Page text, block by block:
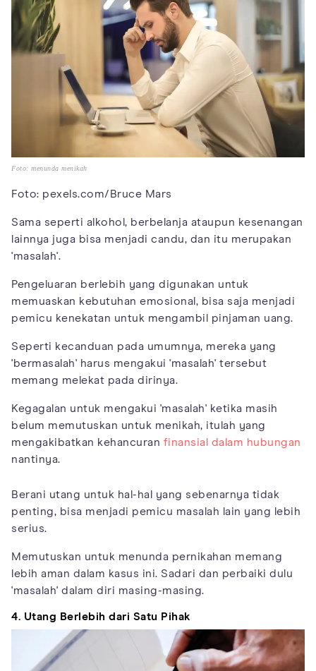
Foto: menunda menikah
Foto: pexels.com/Bruce Mars
Sama seperti alkohol, berbelanja ataupun kesenangan
lainnya juga bisa menjadi candu, dan itu merupakan
'masalah'.
Pengeluaran berlebih yang digunakan untuk
memuaskan kebutuhan emosional, bisa saja menjadi
pemicu kenekatan untuk mengambil pinjaman uang.
Seperti kecanduan pada umumnya, mereka yang
'bermasalah' harus mengakui 'masalah' tersebut
memang melekat pada dirinya.
Kegagalan untuk mengakui 'masalah' ketika masih
belum memutuskan untuk menikah, itulah yang
mengakibatkan kehancuran finansial dalam hubungan
nantinya.
Berani utang untuk hal-hal yang sebenarnya tidak
penting, bisa menjadi pemicu masalah lain yang lebih
serius.
Memutuskan untuk menunda pernikahan memang
lebih aman dalam kasus ini. Sadari dan perbaiki dulu
'masalah' dalam diri masing-masing.
4. Utang Berlebih dari Satu Pihak